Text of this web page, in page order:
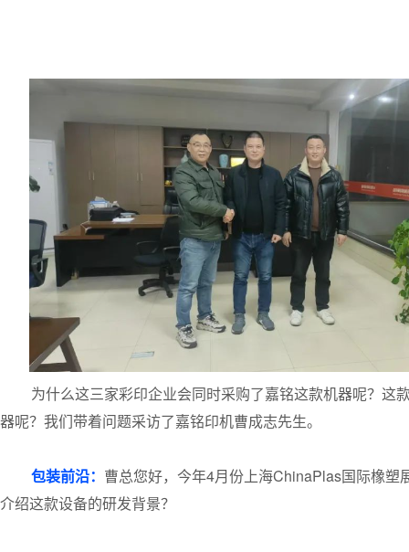
为什么这三家彩印企业会同时采购了嘉铭这款机器呢？这
器呢？我们带着问题采访了嘉铭印机曹成志先生。
包装前沿： 曹总您好，今年4月份上海ChinaPlas国际橡塑
介绍这款设备的研发背景？